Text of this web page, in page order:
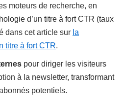
moteurs de recherche, en
d’un titre à fort CTR (taux
dans cet article sur la
titre à fort CTR.
pour diriger les visiteurs
à la newsletter, transformant
potentiels.